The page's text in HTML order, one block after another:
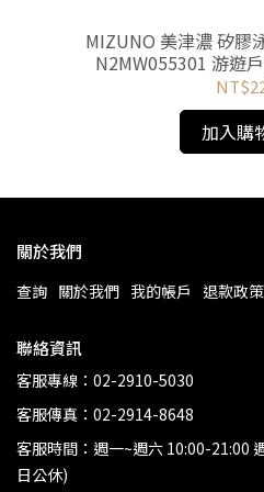
MIZUNO 美津濃 矽膠
N2MW055301 游遊
加入購
關於我們
查詢 關於我們 我的帳戶 退款政策
聯絡資訊
客服專線：02-2910-5030
客服傳真：02-2914-8648
客服時間：週一~週六 10:00-21:00
日公休)